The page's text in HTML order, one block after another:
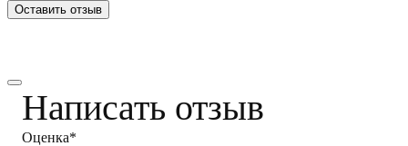
Оставить отзыв
Написать отзыв
Оценка*